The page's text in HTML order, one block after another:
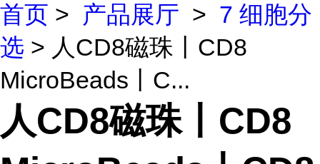
首页 > 产品展厅 > 7 细胞分
选 > 人CD8磁珠丨CD8
MicroBeads丨C...
人CD8磁珠丨CD8